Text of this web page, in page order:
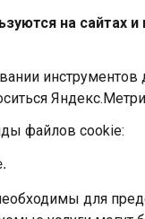
на сайтах
файлов cookie:
для